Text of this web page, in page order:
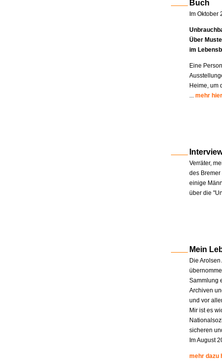
Buch
Im Oktober
Über
im
Eine
Heime, um
... mehr hier
Verräter,
des
einige
über die
Mein
Die
Sammlung
Archiven
und vor
Mir ist es
sicheren
Im August
mehr dazu